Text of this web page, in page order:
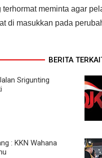
meminta agar
di masukkan pada
BERITA
Srigunting
: KKN Wahana